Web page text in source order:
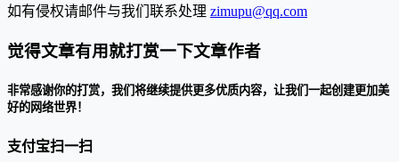
如有侵权请邮件与我们联系处理 zimupu@qq.com
觉得文章有用就打赏一下文章作者
非常感谢你的打赏，我们将继续提供更多优质内容，让我们一起创建更加美
好的网络世界！
支付宝扫一扫